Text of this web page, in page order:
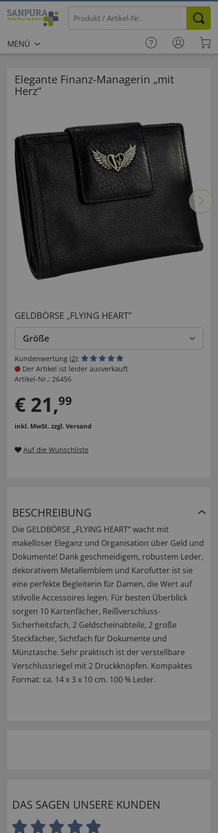
MENÜ
Elegante Finanz-Managerin „mit
Herz“
GELDBÖRSE „FLYING HEART”
Größe
Kundenwertung (2):
Der Artikel ist leider ausverkauft
Artikel-Nr.: 26456
€ 21,99
inkl. MwSt. zzgl. Versand
Auf die Wunschliste
BESCHREIBUNG
Die GELDBÖRSE „FLYING HEART“ wacht mit
makelloser Eleganz und Organisation über Geld und
Dokumente! Dank geschmeidigem, robustem Leder,
dekorativem Metallemblem und Karofutter ist sie
eine perfekte Begleiterin für Damen, die Wert auf
stilvolle Accessoires legen. Für besten Überblick
sorgen 10 Kartenfächer, Reißverschluss-
Sicherheitsfach, 2 Geldscheinabteile, 2 große
Steckfächer, Sichtfach für Dokumente und
Münztasche. Sehr praktisch ist der verstellbare
Verschlussriegel mit 2 Druckknöpfen. Kompaktes
Format: ca. 14 x 3 x 10 cm. 100 % Leder.
DAS SAGEN UNSERE KUNDEN